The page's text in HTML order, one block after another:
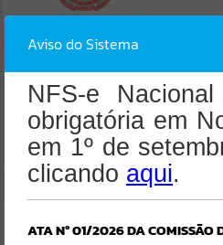
Resultados para""
Portais
Por favor,
Aviso do Sistema
NFS-e
obrigatória em
em 1º de
clicando aqui.
ATA Nº 01/2026 DA COMISSÃO
Erro
Gerenciamento do Sistema
Uncaught SyntaxError: Unexpected